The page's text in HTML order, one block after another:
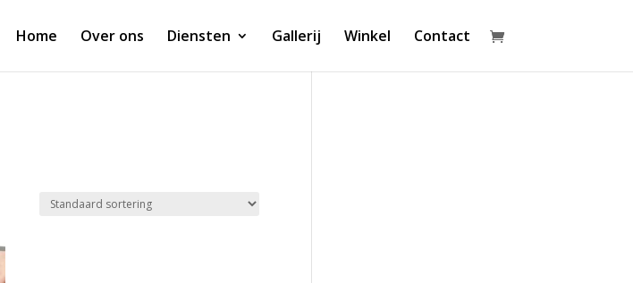
Home Over ons Diensten Gallerij Winkel Contact